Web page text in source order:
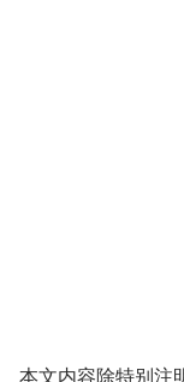
本文内容除特别注